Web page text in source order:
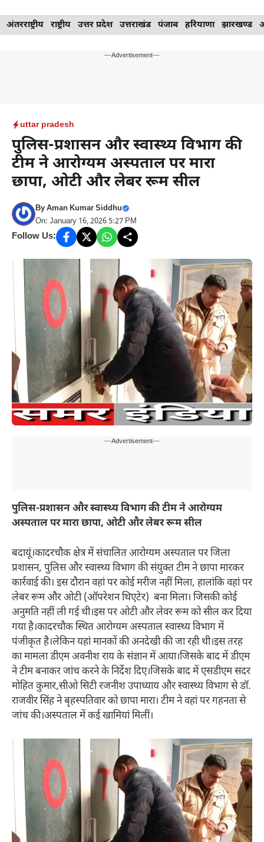
Skip
to
अंतरराष्ट्रीय राष्ट्रीय उत्तर प्रदेश उत्तराखंड पंजाब हरियाणा झारखण्ड
---Advertisement---
uttar pradesh
पुलिस-प्रशासन और स्वास्थ्य विभाग की
टीम ने आरोग्यम अस्पताल पर मारा
छापा, ओटी और लेबर रूम सील
ByAman Kumar Siddhu
On: January 16, 2026 5:27 PM
Follow Us:
---Advertisement---
पुलिस-प्रशासन और स्वास्थ्य विभाग की टीम ने आरोग्यम
अस्पताल पर मारा छापा, ओटी और लेबर रूम सील
बदायूं।कादरचौक क्षेत्र में संचालित आरोग्यम अस्पताल पर जिला
प्रशासन, पुलिस और स्वास्थ्य विभाग की संयुक्त टीम ने छापा मारकर
कार्रवाई की। इस दौरान वहां पर कोई मरीज नहीं मिला, हालांकि वहां पर
लेबर रूम और ओटी (ऑपरेशन थिएटेर) बना मिला। जिसकी कोई
अनुमति नहीं ली गई थी।इस पर ओटी और लेवर रूम को सील कर दिया
गया है।कादरचौक स्थित आरोग्यम अस्पताल स्वास्थ्य विभाग में
पंजीकृत है।लेकिन यहां मानकों की अनदेखी की जा रही थी।इस तरह
का मामला डीएम अवनीश राय के संज्ञान में आया।जिसके बाद में डीएम
ने टीम बनाकर जांच करने के निर्देश दिए।जिसके बाद में एसडीएम सदर
मोहित कुमार,सीओ सिटी रजनीश उपाध्याय और स्वास्थ्य विभाग से डॉ.
राजवीर सिंह ने बृहस्पतिवार को छापा मारा। टीम ने वहां पर गहनता से
जांच की।अस्पताल में कई खामियां मिलीं।